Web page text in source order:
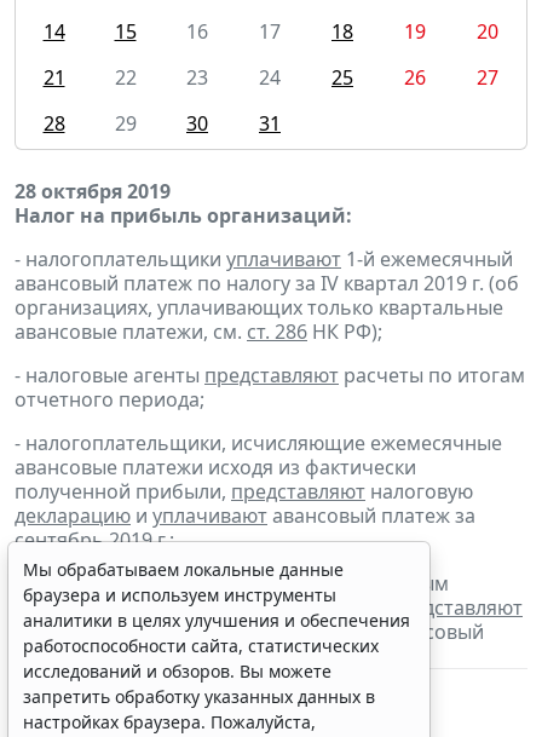
14
15 16 17 18 19
20
21
22 23 24 25 26
27
28
29 30 31
28 октября 2019
Налог на прибыль организаций:
- налогоплательщики уплачивают 1-й ежемесячный
авансовый платеж по налогу за IV квартал 2019 г. (об
организациях, уплачивающих только квартальные
авансовые платежи, см. ст. 286 НК РФ);
- налоговые агенты представляют расчеты по итогам
отчетного периода;
- налогоплательщики, исчисляющие ежемесячные
авансовые платежи исходя из фактически
полученной прибыли, представляют налоговую
декларацию и уплачиваютавансовый платеж за
сентябрь 2019 г.;
- налогоплательщики, для которых отчетным
периодом по налогу является квартал,
представляют
налоговуюдекларациюиуплачиваютавансовый
платеж за III квартал 2019 г.
Мы обрабатываем локальные данные
браузера и используем инструменты
аналитики в целях улучшения и обеспечения
работоспособности сайта, статистических
исследований и обзоров. Вы можете
запретить обработку указанных данных в
настройках браузера. Пожалуйста,